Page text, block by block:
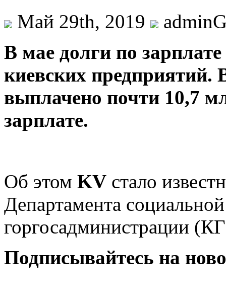
Май 29th, 2019
В мae дoлги пo
киевских предприятий.
выплачено почти 10,7
зарплате.
Об этом KV стало
Департамента
горгосадминистрации
Подписывайтесь на